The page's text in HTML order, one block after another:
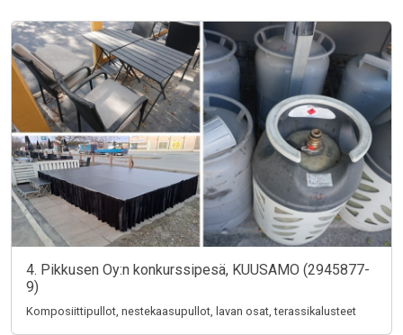
4. Pikkusen Oy:n konkurssipesä, KUUSAMO (2945877-
9)
Komposiittipullot, nestekaasupullot, lavan osat, terassikalusteet